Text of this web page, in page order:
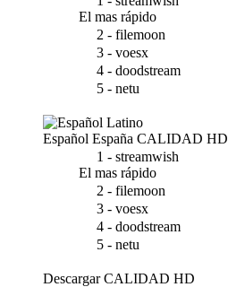
El mas rápido
2 - filemoon
3 - voesx
4 - doodstream
5 - netu
Español España CALIDAD HD
1 - streamwish
El mas rápido
2 - filemoon
3 - voesx
4 - doodstream
5 - netu
DescargarCALIDAD HD